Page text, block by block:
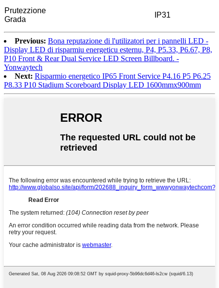
Prutezzione
Grada
IP31
Previous: Bona reputazione di l'utilizatori per i pannelli LED -
Display LED di risparmiu energeticu esternu, P4, P5.33, P6.67, P8,
P10 Front & Rear Dual Service LED Screen Billboard. -
Yonwaytech
Next: Risparmio energetico IP65 Front Service P4.16 P5 P6.25
P8.33 P10 Stadium Scoreboard Display LED 1600mmx900mm